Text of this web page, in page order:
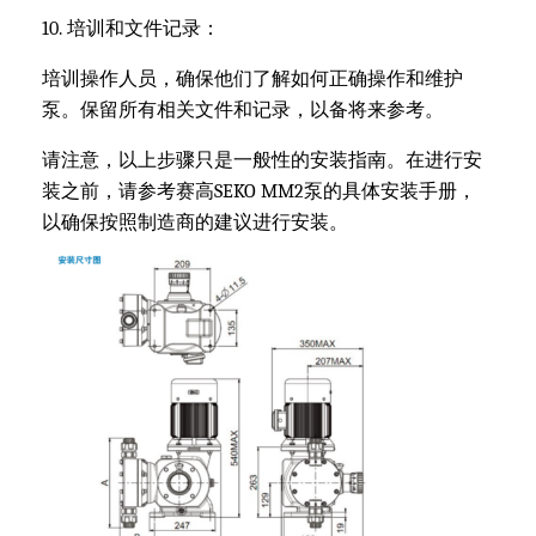
10. 培训和文件记录：
培训操作人员，确保他们了解如何正确操作和维护
泵。保留所有相关文件和记录，以备将来参考。
请注意，以上步骤只是一般性的安装指南。在进行安
装之前，请参考赛高SEKO MM2泵的具体安装手册，
以确保按照制造商的建议进行安装。